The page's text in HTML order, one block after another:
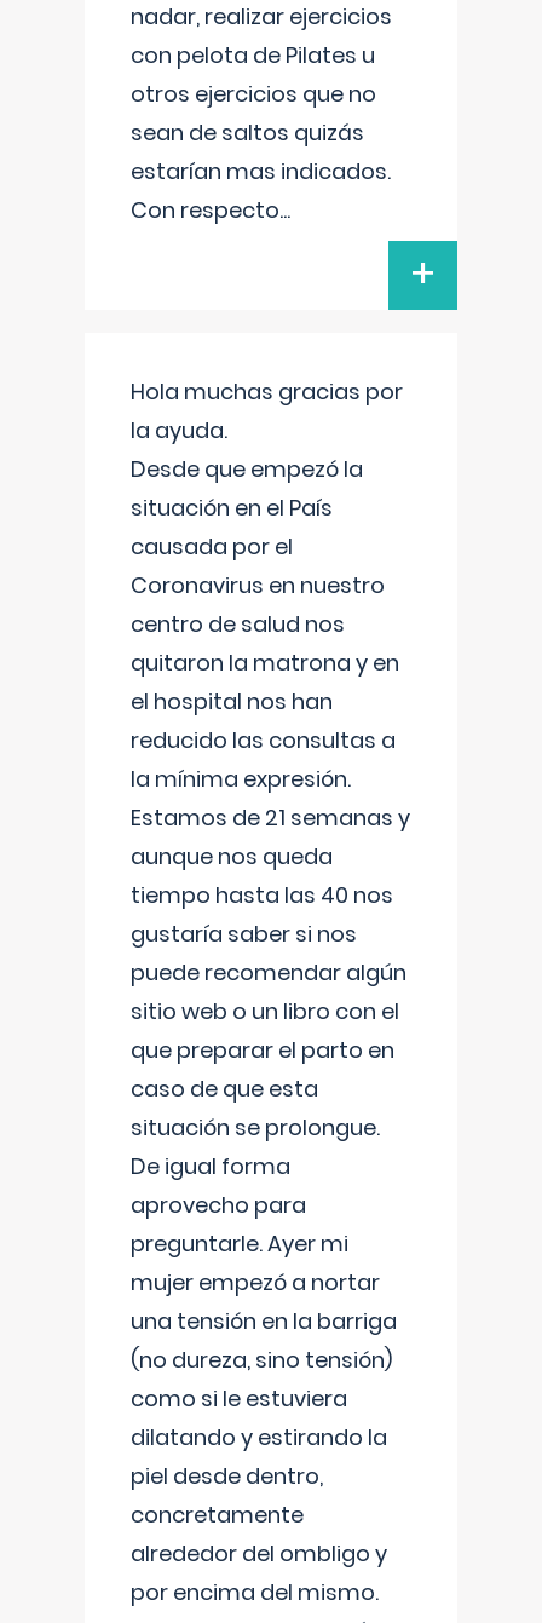
nadar, realizar ejercicios
con pelota de Pilates u
otros ejercicios que no
sean de saltos quizás
estarían mas indicados.
Con respecto...
+
Hola muchas gracias por
la ayuda.
Desde que empezó la
situación en el País
causada por el
Coronavirus en nuestro
centro de salud nos
quitaron la matrona y en
el hospital nos han
reducido las consultas a
la mínima expresión.
Estamos de 21 semanas y
aunque nos queda
tiempo hasta las 40 nos
gustaría saber si nos
puede recomendar algún
sitio web o un libro con el
que preparar el parto en
caso de que esta
situación se prolongue.
De igual forma
aprovecho para
preguntarle. Ayer mi
mujer empezó a nortar
una tensión en la barriga
(no dureza, sino tensión)
como si le estuviera
dilatando y estirando la
piel desde dentro,
concretamente
alrededor del ombligo y
por encima del mismo.